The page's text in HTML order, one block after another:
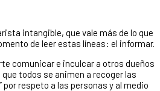
intangible, que vale más de lo que
de leer estas líneas: el informar.
comunicar e inculcar a otros dueños
todos se animen a recoger las
por respeto a las personas y al medio